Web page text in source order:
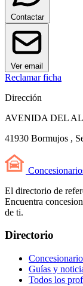
Contactar
Ver email
Reclamar ficha
Dirección
AVENIDA DEL
41930 Bormujos ,
El directorio de
Encuentra
de ti.
Directorio
Guías y
Todos los